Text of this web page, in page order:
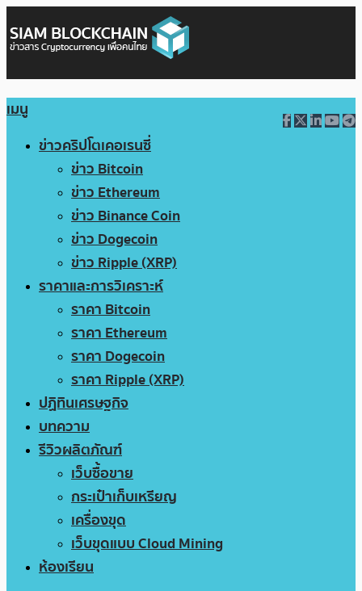
เมนู
ข่าวคริปโตเคอเรนซี่
ข่าว Bitcoin
ข่าว Ethereum
ข่าว Binance Coin
ข่าว Dogecoin
ข่าว Ripple (XRP)
ราคาและการวิเคราะห์
ราคา Bitcoin
ราคา Ethereum
ราคา Dogecoin
ราคา Ripple (XRP)
ปฏิทินเศรษฐกิจ
บทความ
รีวิวผลิตภัณฑ์
เว็บซื้อขาย
กระเป๋าเก็บเหรียญ
เครื่องขุด
เว็บขุดแบบ Cloud Mining
ห้องเรียน